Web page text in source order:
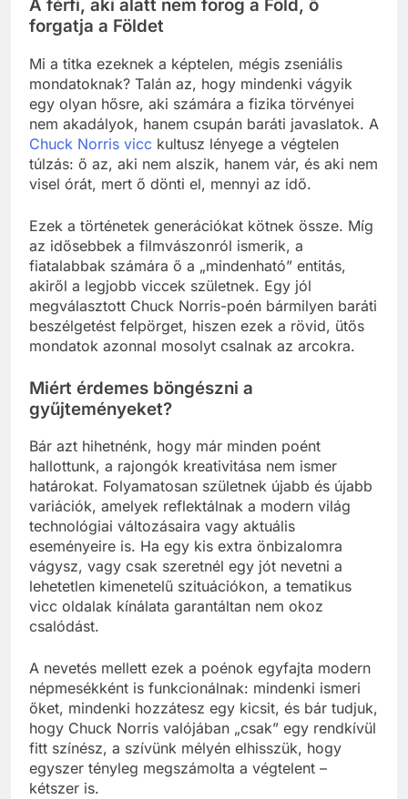
A férfi, aki alatt nem forog a Föld, ő
forgatja a Földet
Mi a titka ezeknek a képtelen, mégis zseniális
mondatoknak? Talán az, hogy mindenki vágyik
egy olyan hősre, aki számára a fizika törvényei
nem akadályok, hanem csupán baráti javaslatok. A
Chuck Norris vicc kultusz lényege a végtelen
túlzás: ő az, aki nem alszik, hanem vár, és aki nem
visel órát, mert ő dönti el, mennyi az idő.
Ezek a történetek generációkat kötnek össze. Míg
az idősebbek a filmvászonról ismerik, a
fiatalabbak számára ő a „mindenható” entitás,
akiről a legjobb viccek születnek. Egy jól
megválasztott Chuck Norris-poén bármilyen baráti
beszélgetést felpörget, hiszen ezek a rövid, ütős
mondatok azonnal mosolyt csalnak az arcokra.
Miért érdemes böngészni a
gyűjteményeket?
Bár azt hihetnénk, hogy már minden poént
hallottunk, a rajongók kreativitása nem ismer
határokat. Folyamatosan születnek újabb és újabb
variációk, amelyek reflektálnak a modern világ
technológiai változásaira vagy aktuális
eseményeire is. Ha egy kis extra önbizalomra
vágysz, vagy csak szeretnél egy jót nevetni a
lehetetlen kimenetelű szituációkon, a tematikus
vicc oldalak kínálata garantáltan nem okoz
csalódást.
A nevetés mellett ezek a poénok egyfajta modern
népmesékként is funkcionálnak: mindenki ismeri
őket, mindenki hozzátesz egy kicsit, és bár tudjuk,
hogy Chuck Norris valójában „csak” egy rendkívül
fitt színész, a szívünk mélyén elhisszük, hogy
egyszer tényleg megszámolta a végtelent –
kétszer is.